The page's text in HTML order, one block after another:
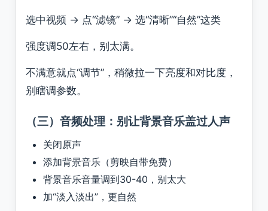
选中视频 → 点“滤镜” → 选“清晰”“自然”这类
强度调50左右，别太满。
不满意就点“调节”，稍微拉一下亮度和对比度，
别瞎调参数。
（三）音频处理：别让背景音乐盖过人声
关闭原声
添加背景音乐（剪映自带免费）
背景音乐音量调到30-40，别太大
加“淡入淡出”，更自然